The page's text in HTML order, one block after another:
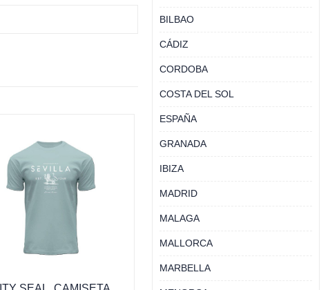
BILBAO
CÁDIZ
CORDOBA
COSTA DEL SOL
ESPAÑA
GRANADA
IBIZA
MADRID
MALAGA
MALLORCA
MARBELLA